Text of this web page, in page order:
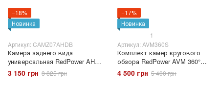
−18%
Новинка
Артикул: CAMZ07AHDB
Камера заднего вида
универсальная RedPower AHD
Premium (черная) цифровая
3 150 грн 3 825 грн
−17%
Новинка
1
Артикул: AVM360S
Комплект камер кругового
обзора RedPower AVM 360°
(для серий 710 SLIM и 850
Crystal)
4 500 грн 5 400 грн